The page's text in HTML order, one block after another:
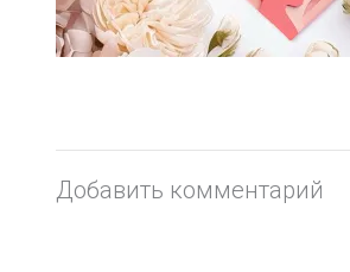
Добавить комментарий